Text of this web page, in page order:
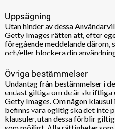
Uppsägning
Utan hinder av dessa
Getty Images rätten att, efter
föregående meddelande därom,
och/eller blockera din
Övriga bestämmelser
Undantag från bestämmelser i
endast giltiga om de är skriftliga
Getty Images. Om någon
befinns vara ogiltig ska det inte
klausuler, utan dessa förblir